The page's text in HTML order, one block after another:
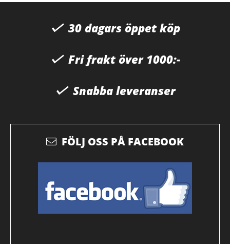
30 dagars öppet köp
Fri frakt över 1000:-
Snabba leveranser
FÖLJ OSS PÅ FACEBOOK